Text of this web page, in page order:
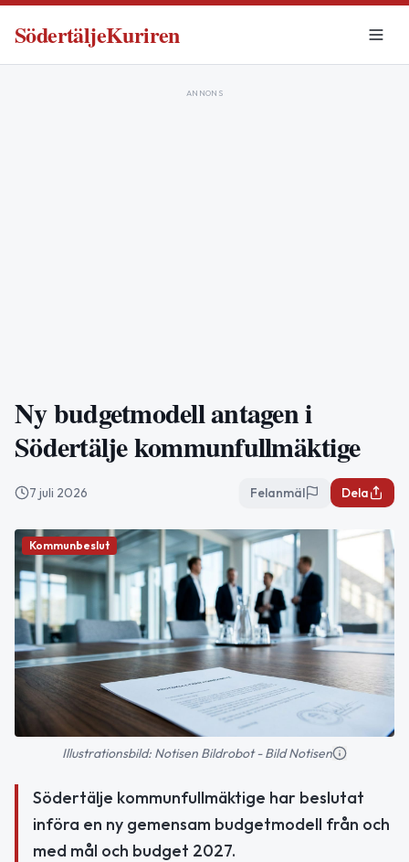
SödertäljeKuriren
ANNONS
Ny budgetmodell antagen i
Södertälje kommunfullmäktige
7 juli 2026 Felanmäl Dela
Kommunbeslut
Illustrationsbild: Notisen Bildrobot - Bild Notisen
Södertälje kommunfullmäktige har beslutat
införa en ny gemensam budgetmodell från och
med mål och budget 2027.